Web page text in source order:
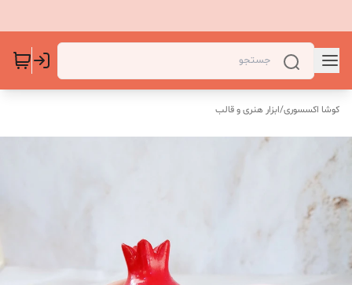
کوشا اکسسوری/ابزار هنری و قالب